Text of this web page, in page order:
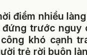
điểm nhiều
trước nguy
khó cạnh
trẻ rời buôn